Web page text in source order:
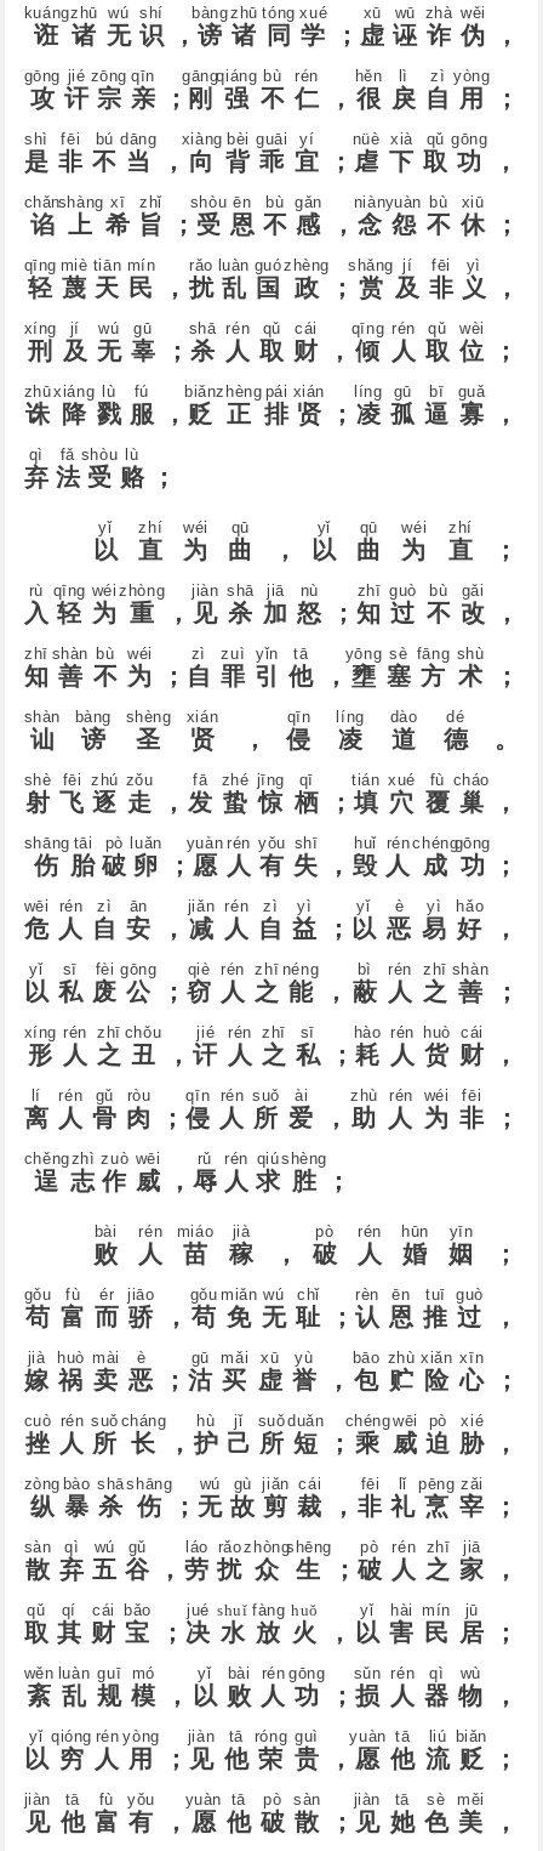
诳
kuánɡ
诸
zhū
无
wú
识
shí
，谤
bànɡ
诸
zhū
同
tónɡ
学
xué
； 虚
xū
诬
wū
诈
zhà
伪
wěi
，
攻
ɡōnɡ
讦
jié
宗
zōnɡ
亲
qīn
； 刚
ɡānɡ
强
qiánɡ
不
bù
仁
rén
， 很
hěn
戾
lì
自
zì
用
yònɡ
；
是
shì
非
fēi
不
bú
当
dānɡ
， 向
xiànɡ
背
bèi
乖
ɡuāi
宜
yí
； 虐
nüè
下
xià
取
qǔ
功
ɡōnɡ
，
谄
chǎn
上
shànɡ
希
xī
旨
zhǐ
； 受
shòu
恩
ēn
不
bù
感
ɡǎn
， 念
niàn
怨
yuàn
不
bù
休
xiū
；
轻
qīnɡ
蔑
miè
天
tiān
民
mín
， 扰
rǎo
乱
luàn
国
ɡuó
政
zhènɡ
； 赏
shǎnɡ
及
jí
非
fēi
义
yì
，
刑
xínɡ
及
jí
无
wú
辜
ɡū
； 杀
shā
人
rén
取
qǔ
财
cái
， 倾
qīnɡ
人
rén
取
qǔ
位
wèi
；
诛
zhū
降
xiáng
戮
lù
服
fú
， 贬
biǎn
正
zhèng
排
pái
贤
xián
； 凌
línɡ
孤
ɡū
逼
bī
寡
ɡuǎ
，
弃
qì
法
fǎ
受
shòu
赂
lù
；
以
yǐ
直
zhí
为
wéi
曲
qū
， 以
yǐ
曲
qū
为
wéi
直
zhí
；
入
rù
轻
qīnɡ
为
wéi
重
zhònɡ
， 见
jiàn
杀
shā
加
jiā
怒
nù
； 知
zhī
过
ɡuò
不
bù
改
ɡǎi
，
知
zhī
善
shàn
不
bù
为
wéi
； 自
zì
罪
zuì
引
yǐn
他
tā
， 壅
yōnɡ
塞
sè
方
fānɡ
术
shù
；
讪
shàn
谤
bànɡ
圣
shènɡ
贤
xián
，侵
qīn
凌
línɡ
道
dào
德
dé
。
射
shè
飞
fēi
逐
zhú
走
zǒu
，发
fā
蛰
zhé
惊
jīnɡ
栖
qī
；填
tián
穴
xué
覆
fù
巢
cháo
，
伤
shānɡ
胎
tāi
破
pò
卵
luǎn
； 愿
yuàn
人
rén
有
yǒu
失
shī
， 毁
huǐ
人
rén
成
chénɡ
功
ɡōnɡ
；
危
wēi
人
rén
自
zì
安
ān
， 减
jiǎn
人
rén
自
zì
益
yì
； 以
yǐ
恶
è
易
yì
好
hǎo
，
以
yǐ
私
sī
废
fèi
公
ɡōnɡ
； 窃
qiè
人
rén
之
zhī
能
nénɡ
， 蔽
bì
人
rén
之
zhī
善
shàn
；
形
xínɡ
人
rén
之
zhī
丑
chǒu
，讦
jié
人
rén
之
zhī
私
sī
； 耗
hào
人
rén
货
huò
财
cái
，
离
lí
人
rén
骨
ɡǔ
肉
ròu
； 侵
qīn
人
rén
所
suǒ
爱
ài
， 助
zhù
人
rén
为
wéi
非
fēi
；
逞
chěnɡ
志
zhì
作
zuò
威
wēi
， 辱
rǔ
人
rén
求
qiú
胜
shènɡ
；
败
bài
人
rén
苗
miáo
稼
jià
， 破
pò
人
rén
婚
hūn
姻
yīn
；
苟
ɡǒu
富
fù
而
ér
骄
jiāo
， 苟
ɡǒu
免
miǎn
无
wú
耻
chǐ
； 认
rèn
恩
ēn
推
tuī
过
ɡuò
，
嫁
jià
祸
huò
卖
mài
恶
è
； 沽
ɡū
买
mǎi
虚
xū
誉
yù
， 包
bāo
贮
zhù
险
xiǎn
心
xīn
；
挫
cuò
人
rén
所
suǒ
长
cháng
， 护
hù
己
jǐ
所
suǒ
短
duǎn
； 乘
chénɡ
威
wēi
迫
pò
胁
xié
，
纵
zònɡ
暴
bào
杀
shā
伤
shānɡ
； 无
wú
故
ɡù
剪
jiǎn
裁
cái
， 非
fēi
礼
lǐ
烹
pēnɡ
宰
zǎi
；
散
sàn
弃
qì
五
wú
谷
ɡǔ
， 劳
láo
扰
rǎo
众
zhònɡ
生
shēnɡ
； 破
pò
人
rén
之
zhī
家
jiā
，
取
qǔ
其
qí
财
cái
宝
bǎo
； 决
jué
水
shuǐ
放
fànɡ
火
huǒ
， 以
yǐ
害
hài
民
mín
居
jū
；
紊
wěn
乱
luàn
规
ɡuī
模
mó
， 以
yǐ
败
bài
人
rén
功
ɡōnɡ
； 损
sǔn
人
rén
器
qì
物
wù
，
以
yǐ
穷
qiónɡ
人
rén
用
yònɡ
； 见
jiàn
他
tā
荣
rónɡ
贵
ɡuì
， 愿
yuàn
他
tā
流
liú
贬
biǎn
；
见
jiàn
他
tā
富
fù
有
yǒu
， 愿
yuàn
他
tā
破
pò
散
sàn
； 见
jiàn
她
tā
色
sè
美
měi
，